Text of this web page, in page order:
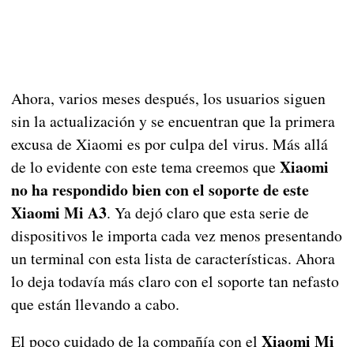
Ahora, varios meses después, los usuarios siguen
sin la actualización y se encuentran que la primera
excusa de Xiaomi es por culpa del virus. Más allá
de lo evidente con este tema creemos que Xiaomi
no ha respondido bien con el soporte de este
Xiaomi Mi A3. Ya dejó claro que esta serie de
dispositivos le importa cada vez menos presentando
un terminal con esta lista de características. Ahora
lo deja todavía más claro con el soporte tan nefasto
que están llevando a cabo.
El poco cuidado de la compañía con el Xiaomi Mi